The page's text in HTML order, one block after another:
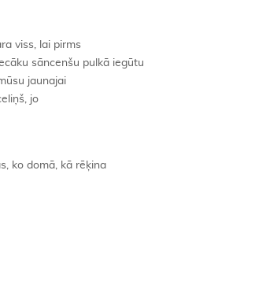
viss, lai pirms
sāncenšu pulkā iegūtu
jaunajai
jo
ko domā, kā rēķina